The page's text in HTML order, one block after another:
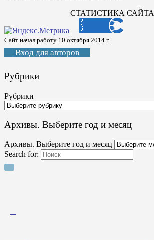
СТАТИСТИКА САЙТА
Сайт начал работу 10 октября 2014 г.
Вход для авторов
Рубрики
Рубрики
Архивы. Выберите год и месяц
Архивы. Выберите год и месяц
Search for: